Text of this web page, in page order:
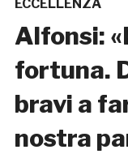
ECCELLENZA
Alfonsi:
fortuna.
bravi a
nostra